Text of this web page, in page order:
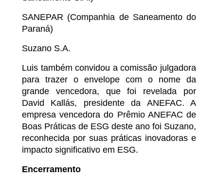
SANEPAR (Companhia de Saneamento do
Paraná)
Suzano S.A.
Luis também convidou a comissão julgadora
para trazer o envelope com o nome da
grande vencedora, que foi revelada por
David Kallás, presidente da ANEFAC. A
empresa vencedora do Prêmio ANEFAC de
Boas Práticas de ESG deste ano foi Suzano,
reconhecida por suas práticas inovadoras e
impacto significativo em ESG.
Encerramento